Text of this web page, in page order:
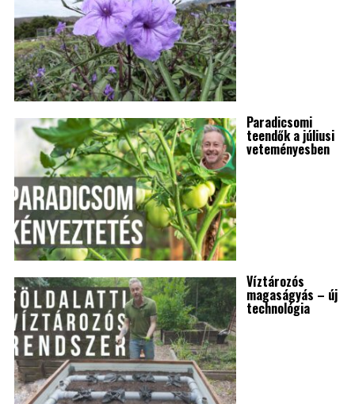
Paradicsomi
teendők a júliusi
veteményesben
Víztározós
magaságyás – új
technológia